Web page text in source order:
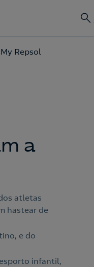
My Repsol
a
atletas
hastear de
e do
infantil,